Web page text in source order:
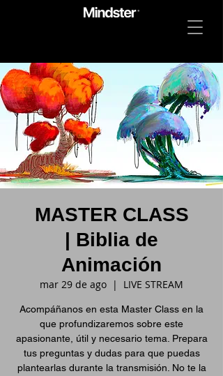
MASTER CLASS
| Biblia de
Animación
mar 29 de ago
  |
LIVE STREAM
Acompáñanos en esta Master Class en la
que profundizaremos sobre este
apasionante, útil y necesario tema. Prepara
tus preguntas y dudas para que puedas
plantearlas durante la transmisión. No te la